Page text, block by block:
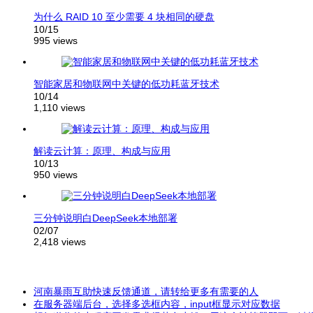
为什么 RAID 10 至少需要 4 块相同的硬盘
10/15
995 views
智能家居和物联网中关键的低功耗蓝牙技术
10/14
1,110 views
解读云计算：原理、构成与应用
10/13
950 views
三分钟说明白DeepSeek本地部署
02/07
2,418 views
河南暴雨互助快速反馈通道，请转给更多有需要的人
在服务器端后台，选择多选框内容，input框显示对应数据